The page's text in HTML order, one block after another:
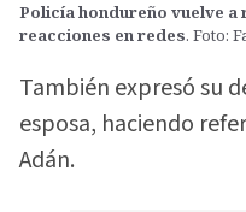
Policía hondureño vuelve
reacciones en redes. Foto:
También expresó su
esposa, haciendo
Adán.